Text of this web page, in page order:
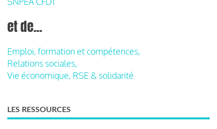
et de...
Emploi, formation et compétences,
Relations sociales,
Vie économique, RSE & solidarité
LES RESSOURCES